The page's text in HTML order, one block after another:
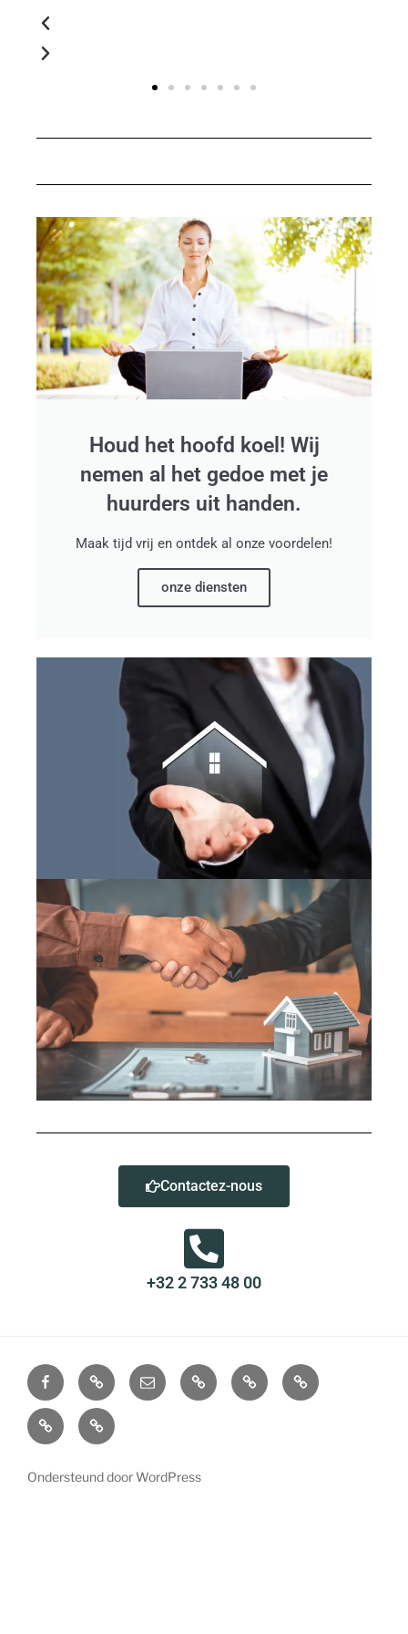
Houd het hoofd koel! Wij
nemen al het gedoe met je
huurders uit handen.
Maak tijd vrij en ontdek al onze voordelen!
onze diensten
Contactez-nous
+32 2 733 48 00
Ondersteund door WordPress